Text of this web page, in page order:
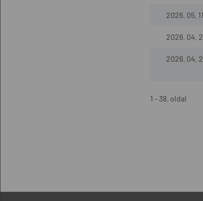
2026. 05. 11
2026. 04.
2026. 04.
1 - 38. oldal